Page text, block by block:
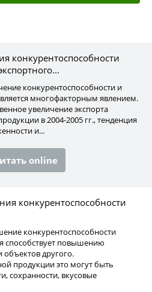
конкурентоспособности
конкурентоспособности и
многофакторным явлением.
увеличение экспорта
в 2004-2005 гг., тенденция
и...
online
конкурентоспособности
конкурентоспособности
способствует повышению
объектов другого.
продукции это могут быть
сохранности, вкусовые